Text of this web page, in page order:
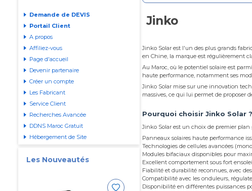
Demande de DEVIS
Portail Client
A propos
Affiliez-vous
Page d'accueil
Devenir partenaire
Créer un compte
Les Fabricant
Service Client
Recherches Avancée
DDNS Maroc Gratuit
Hébergement de Site
Les Nouveautés
Jinko
Jinko Solar est l'un des plus grands
en Chine, la marque est régulièrement
Au Maroc, où le potentiel solaire est
haute performance, notamment ses
Jinko Solar mise sur une innovation
massives, ce qui lui permet de proposer
Pourquoi choisir Jinko Solar ?
Jinko Solar est un choix de premier
Panneaux solaires haute performance
Technologies de cellules avancées
Modules bifaciaux disponibles pour
Excellent comportement sous fort
Fiabilité et durabilité reconnues, avec
Compatibilité avec les onduleurs,
Disponibilité en différentes puissances